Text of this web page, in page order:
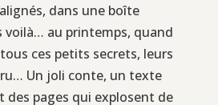
dans une boîte
voilà… au printemps, quand
ces petits secrets, leurs
Un joli conte, un texte
des pages qui explosent de